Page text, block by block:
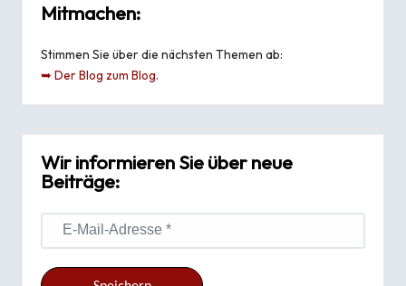
Mitmachen:
Stimmen Sie über die nächsten Themen ab:
➥ Der Blog zum Blog.
Wir informieren Sie über neue
Beiträge: